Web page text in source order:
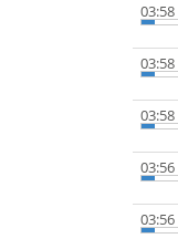
03:58
03:58
03:58
03:56
03:56